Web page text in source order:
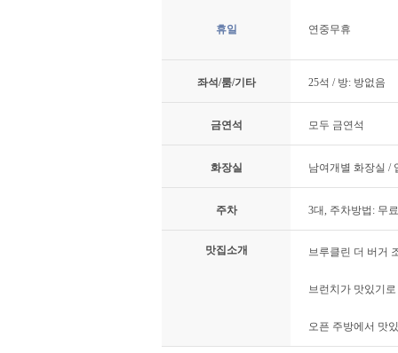
휴일 연중무휴
좌석/룸/기타 25석 / 방: 방없음
금연석 모두 금연석
화장실 남여개별 화장실 /
주차 3대, 주차방법: 무
맛집소개 브루클린 더 버거
브런치가 맛있기
오픈 주방에서 맛